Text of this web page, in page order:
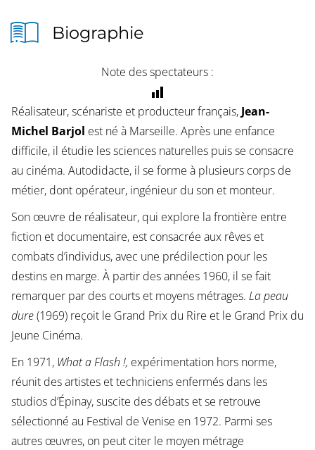
Biographie
Note des spectateurs :
Réalisateur, scénariste et producteur français, Jean-
Michel Barjol est né à Marseille. Après une enfance
difficile, il étudie les sciences naturelles puis se consacre
au cinéma. Autodidacte, il se forme à plusieurs corps de
métier, dont opérateur, ingénieur du son et monteur.
Son œuvre de réalisateur, qui explore la frontière entre
fiction et documentaire, est consacrée aux rêves et
combats d’individus, avec une prédilection pour les
destins en marge. À partir des années 1960, il se fait
remarquer par des courts et moyens métrages. La peau
dure(1969) reçoit le Grand Prix du Rire et le Grand Prix du
Jeune Cinéma.
En 1971, What a Flash !, expérimentation hors norme,
réunit des artistes et techniciens enfermés dans les
studios d’Épinay, suscite des débats et se retrouve
sélectionné au Festival de Venise en 1972. Parmi ses
autres œuvres, on peut citer le moyen métrage